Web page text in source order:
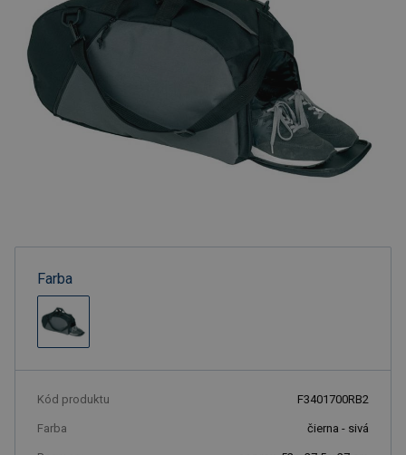
Farba
Kód produktu F3401700RB2
Farba čierna - sivá